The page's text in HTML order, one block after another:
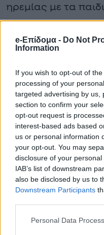
e-Επίδομα - Do Not
Information
If you wish to opt-out of
processing of your
targeted advertising by us,
section to confirm your
opt-out request is
interest-based ads based
us or personal information
your opt-out. You may
disclosure of your
IAB’s list of downstream
also be disclosed by us to
Downstream Participants
Personal Data
ηρεμίας με τα
κοινό τους σπίτι
στο οποίο ξεκινούν